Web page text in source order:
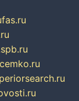
fas.ru
cemko.ru